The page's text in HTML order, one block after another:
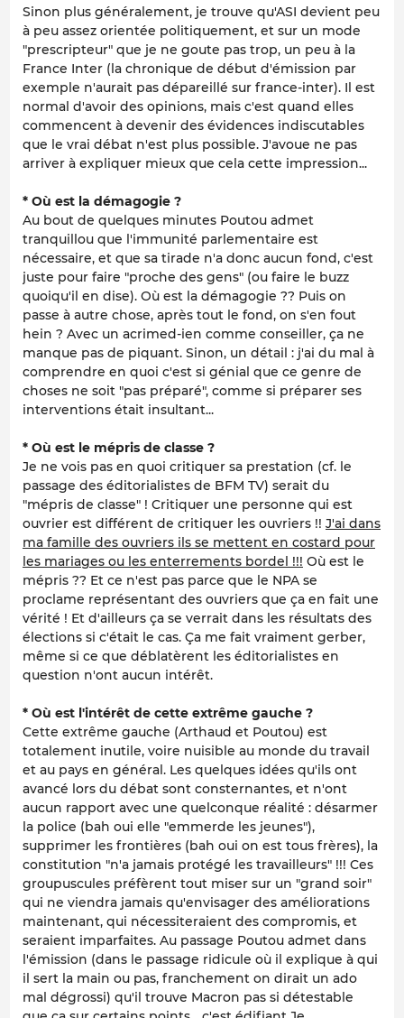
Sinon plus généralement, je trouve qu'ASI devient peu
à peu assez orientée politiquement, et sur un mode
"prescripteur" que je ne goute pas trop, un peu à la
France Inter (la chronique de début d'émission par
exemple n'aurait pas dépareillé sur france-inter). Il est
normal d'avoir des opinions, mais c'est quand elles
commencent à devenir des évidences indiscutables
que le vrai débat n'est plus possible. J'avoue ne pas
arriver à expliquer mieux que cela cette impression...
* Où est la démagogie ?
Au bout de quelques minutes Poutou admet
tranquillou que l'immunité parlementaire est
nécessaire, et que sa tirade n'a donc aucun fond, c'est
juste pour faire "proche des gens" (ou faire le buzz
quoiqu'il en dise). Où est la démagogie ?? Puis on
passe à autre chose, après tout le fond, on s'en fout
hein ? Avec un acrimed-ien comme conseiller, ça ne
manque pas de piquant. Sinon, un détail : j'ai du mal à
comprendre en quoi c'est si génial que ce genre de
choses ne soit "pas préparé", comme si préparer ses
interventions était insultant...
* Où est le mépris de classe ?
Je ne vois pas en quoi critiquer sa prestation (cf. le
passage des éditorialistes de BFM TV) serait du
"mépris de classe" ! Critiquer une personne qui est
ouvrier est différent de critiquer les ouvriers !! J'ai dans
ma famille des ouvriers ils se mettent en costard pour
les mariages ou les enterrements bordel !!! Où est le
mépris ?? Et ce n'est pas parce que le NPA se
proclame représentant des ouvriers que ça en fait une
vérité ! Et d'ailleurs ça se verrait dans les résultats des
élections si c'était le cas. Ça me fait vraiment gerber,
même si ce que déblatèrent les éditorialistes en
question n'ont aucun intérêt.
* Où est l'intérêt de cette extrême gauche ?
Cette extrême gauche (Arthaud et Poutou) est
totalement inutile, voire nuisible au monde du travail
et au pays en général. Les quelques idées qu'ils ont
avancé lors du débat sont consternantes, et n'ont
aucun rapport avec une quelconque réalité : désarmer
la police (bah oui elle "emmerde les jeunes"),
supprimer les frontières (bah oui on est tous frères), la
constitution "n'a jamais protégé les travailleurs" !!! Ces
groupuscules préfèrent tout miser sur un "grand soir"
qui ne viendra jamais qu'envisager des améliorations
maintenant, qui nécessiteraient des compromis, et
seraient imparfaites. Au passage Poutou admet dans
l'émission (dans le passage ridicule où il explique à qui
il sert la main ou pas, franchement on dirait un ado
mal dégrossi) qu'il trouve Macron pas si détestable